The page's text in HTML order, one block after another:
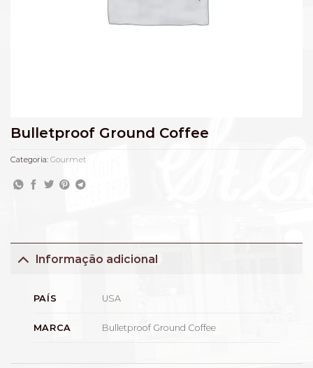
Bulletproof Ground Coffee
Categoria: Gourmet
Informação adicional
PAÍS USA
MARCA Bulletproof Ground Coffee